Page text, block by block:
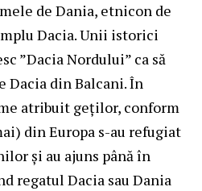
de Dania, etnicon de
Dacia. Unii istorici
”Dacia Nordului” ca să
Dacia din Balcani. În
atribuit geților, conform
din Europa s-au refugiat
și au ajuns până în
regatul Dacia sau Dania